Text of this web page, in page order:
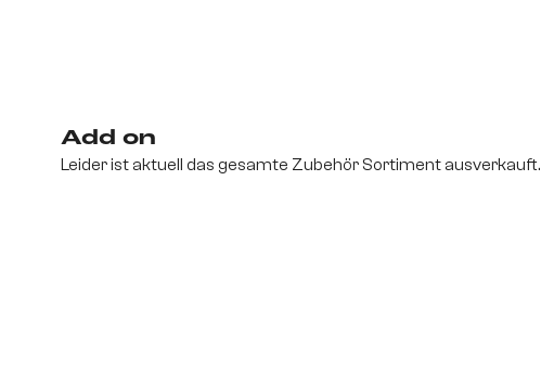
Add on
Leider ist aktuell das gesamte Zubehör Sortiment ausverkauft.